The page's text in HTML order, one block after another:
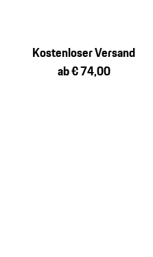
Kostenloser Versand
ab € 74,00